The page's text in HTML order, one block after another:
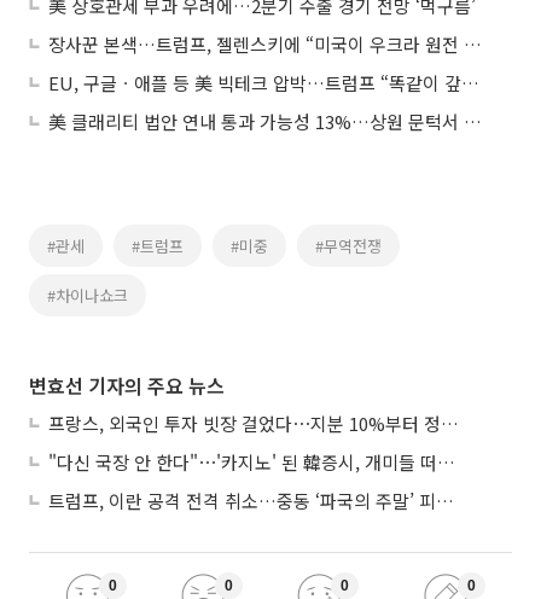
장사꾼 본색…트럼프, 젤렌스키에 “미국이 우크라 원전 소유” 제안
EU, 구글ㆍ애플 등 美 빅테크 압박…트럼프 “똑같이 갚아주겠다”
美 클래리티 법안 연내 통과 가능성 13%…상원 문턱서 제동
#관세 #트럼프 #미중 #무역전쟁
#차이나쇼크
변효선 기자의 주요 뉴스
프랑스, 외국인 투자 빗장 걸었다⋯지분 10%부터 정부가 승인
"다신 국장 안 한다"⋯'카지노' 된 韓증시, 개미들 떠난다
트럼프, 이란 공격 전격 취소…중동 ‘파국의 주말’ 피했다
0 0 0 0